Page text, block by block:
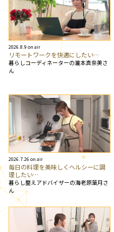
2026.8.9 on air
リモートワークを快適にしたい…
暮らしコーディネーターの瀧本真奈美さ
ん
2026.7.26 on air
毎日の料理を美味しくヘルシーに調
理したい…
暮らし整えアドバイザーの海老原葉月さ
ん